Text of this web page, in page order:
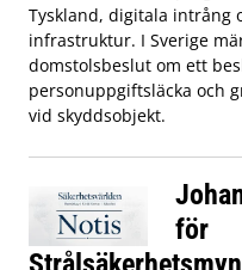
Tyskland, digitala intrång
infrastruktur. I Sverige
domstolsbeslut om ett
personuppgiftsläcka och
vid skyddsobjekt.
för